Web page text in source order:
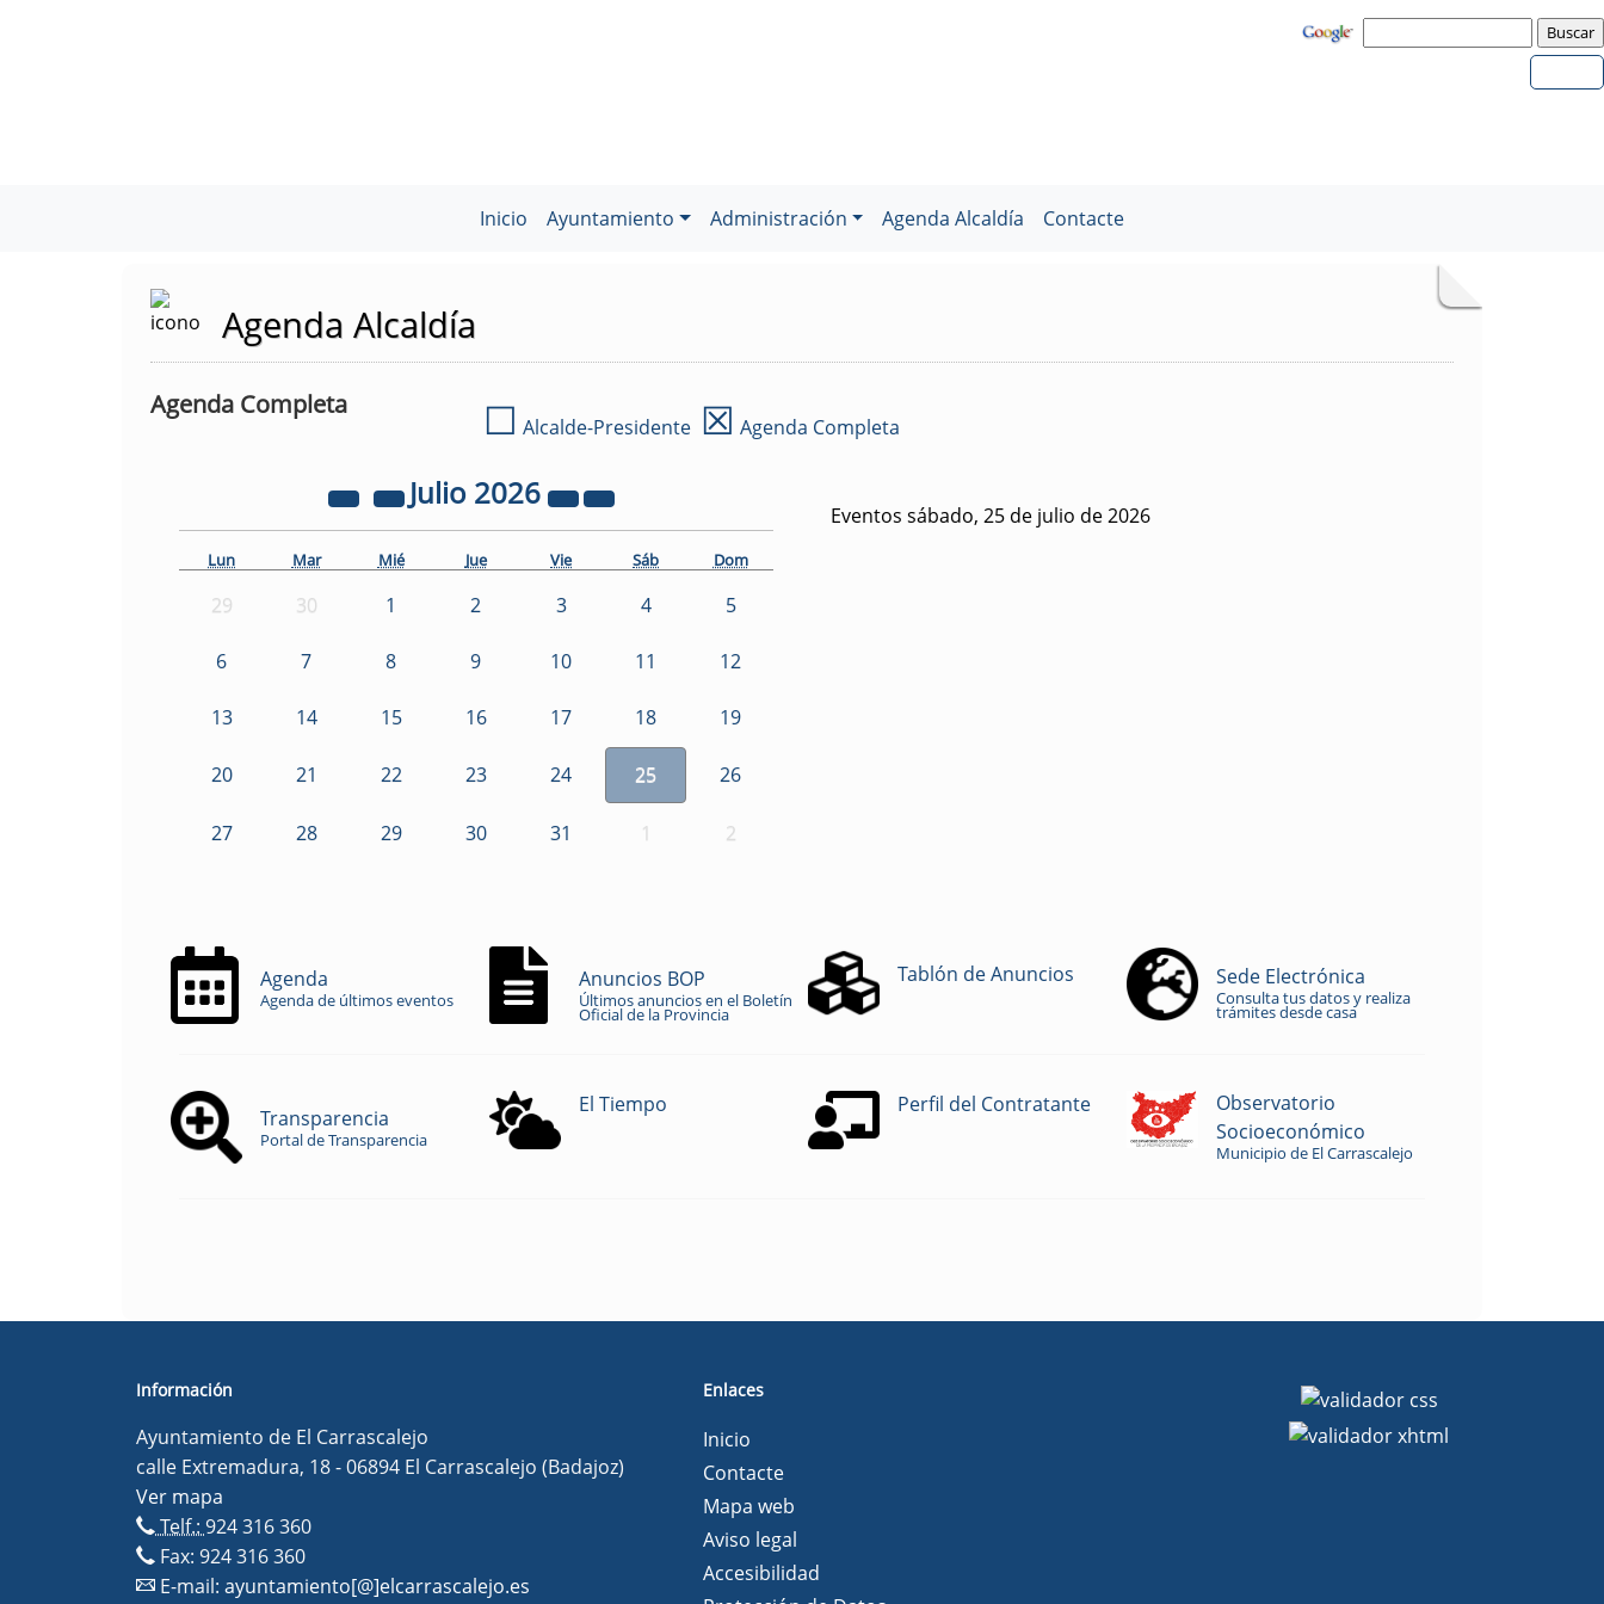
Inicio Ayuntamiento Administración Agenda Alcaldía Contacte
Agenda Alcaldía
Agenda Completa ☐ Alcalde-Presidente ☒ Agenda Completa
Julio 2026
Lun Mar Mié Jue Vie Sáb Dom
29 30 1 2 3 4 5
6 7 8 9 10 11 12
13 14 15 16 17 18 19
20 21 22 23 24 25 26
27 28 29 30 31 1 2
Eventos sábado, 25 de julio de 2026
Agenda
Agenda de últimos eventos
Anuncios BOP
Últimos anuncios en el Boletín
Oficial de la Provincia
Tablón de Anuncios Sede Electrónica
Consulta tus datos y realiza
trámites desde casa
Transparencia
Portal de Transparencia
El Tiempo Perfil del Contratante
Observatorio
Socioeconómico
Municipio de El Carrascalejo
Información
Ayuntamiento de El Carrascalejo
calle Extremadura, 18 - 06894 El Carrascalejo (Badajoz)
Ver mapa
Telf.:924 316 360
Fax: 924 316 360
E-mail: ayuntamiento[@]elcarrascalejo.es
Enlaces
Inicio
Contacte
Mapa web
Aviso legal
Accesibilidad